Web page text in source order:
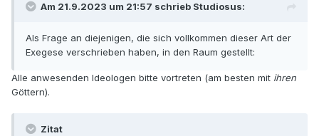
Am 21.9.2023 um 21:57 schrieb Studiosus:
Als Frage an diejenigen, die sich vollkommen dieser Art der
Exegese verschrieben haben, in den Raum gestellt:
Alle anwesenden Ideologen bitte vortreten (am besten mit ihren
Göttern).
Zitat